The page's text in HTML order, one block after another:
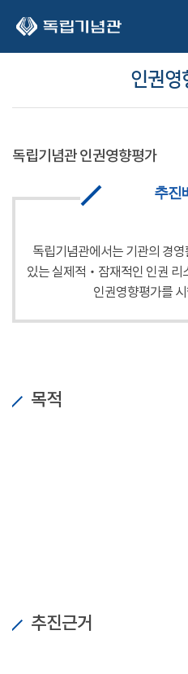
인권영
독립기념관 인권영향평가
추진
독립기념관에서는 기관의 경
있는 실제적‧잠재적인 인권 리
인권영향평가를
목적
추진근거